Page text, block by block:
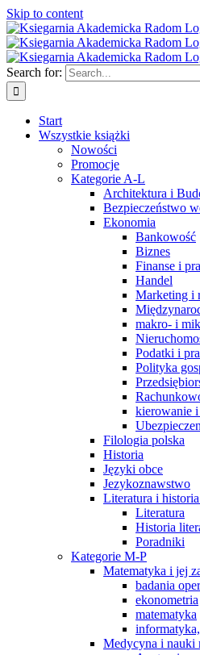
Skip to content
Search for:
Start
Wszystkie książki
Nowości
Promocje
Kategorie A-L
Architektura i
Bezpieczeństwo
Ekonomia
Bankowość
Biznes
Finanse i
Handel
Marketing i
makro- i
Podatki i
Polityka
kierowanie i
Filologia polska
Historia
Języki obce
Jezykoznawstwo
Literatura i
Literatura
Historia
Poradniki
Kategorie M-P
Matematyka i jej
badania
ekonometria
matematyka
Medycyna i nauki